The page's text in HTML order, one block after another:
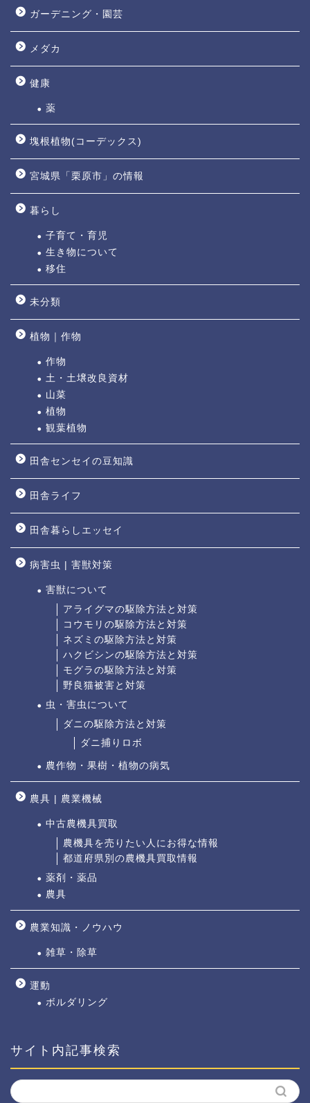
ガーデニング・園芸
メダカ
健康
薬
塊根植物(コーデックス)
宮城県「栗原市」の情報
暮らし
子育て・育児
生き物について
移住
未分類
植物｜作物
作物
土・土壌改良資材
山菜
植物
観葉植物
田舎センセイの豆知識
田舎ライフ
田舎暮らしエッセイ
病害虫 | 害獣対策
害獣について
アライグマの駆除方法と対策
コウモリの駆除方法と対策
ネズミの駆除方法と対策
ハクビシンの駆除方法と対策
モグラの駆除方法と対策
野良猫被害と対策
虫・害虫について
ダニの駆除方法と対策
ダニ捕りロボ
農作物・果樹・植物の病気
農具 | 農業機械
中古農機具買取
農機具を売りたい人にお得な情報
都道府県別の農機具買取情報
薬剤・薬品
農具
農業知識・ノウハウ
雑草・除草
運動
ボルダリング
サイト内記事検索